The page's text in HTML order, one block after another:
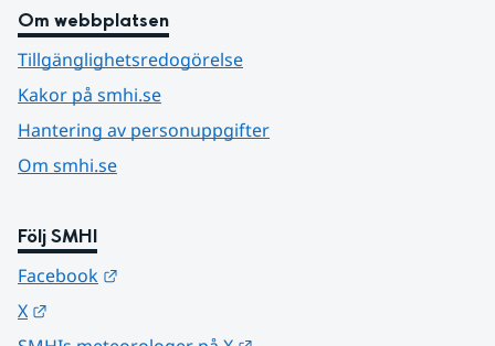
Om webbplatsen
Tillgänglighetsredogörelse
Kakor på smhi.se
Hantering av personuppgifter
Om smhi.se
Följ SMHI
Facebook
X